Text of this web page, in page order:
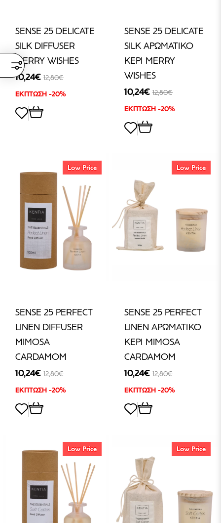
SENSE 25 DELICATE
SILK DIFFUSER
MERRY WISHES
10,24€ 12,80€
ΕΚΠΤΩΣΗ -20%
SENSE 25 DELICATE
SILK ΑΡΩΜΑΤΙΚΟ
ΚΕΡΙ MERRY
WISHES
10,24€ 12,80€
ΕΚΠΤΩΣΗ -20%
Low Price
SENSE 25 PERFECT
LINEN DIFFUSER
MIMOSA
CARDAMOM
10,24€ 12,80€
ΕΚΠΤΩΣΗ -20%
Low Price
SENSE 25 PERFECT
LINEN ΑΡΩΜΑΤΙΚΟ
ΚΕΡΙ MIMOSA
CARDAMOM
10,24€ 12,80€
ΕΚΠΤΩΣΗ -20%
Low Price Low Price